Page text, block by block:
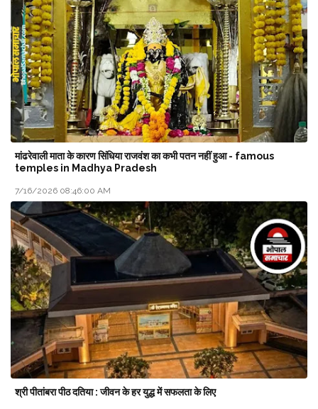
मांढरेवाली माता के कारण सिंधिया राजवंश का कभी पतन नहीं हुआ - famous
temples in Madhya Pradesh
7/16/2026 08:46:00 AM
श्री पीतांबरा पीठ दतिया : जीवन के हर युद्ध में सफलता के लिए